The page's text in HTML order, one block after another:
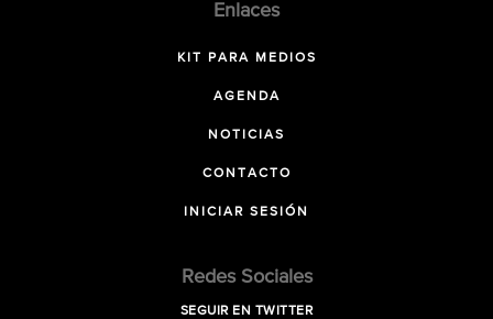
Enlaces
KIT PARA MEDIOS
AGENDA
NOTICIAS
CONTACTO
INICIAR SESIÓN
Redes Sociales
SEGUIR EN TWITTER